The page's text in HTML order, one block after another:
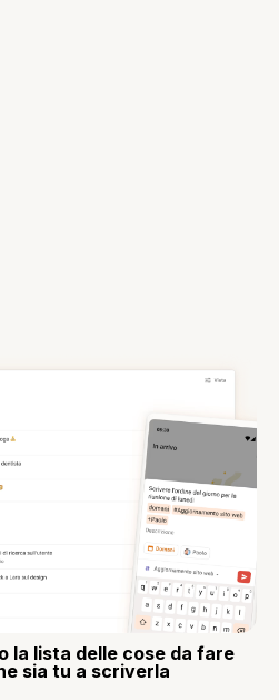
la lista delle cose da fare
sia tu a scriverla